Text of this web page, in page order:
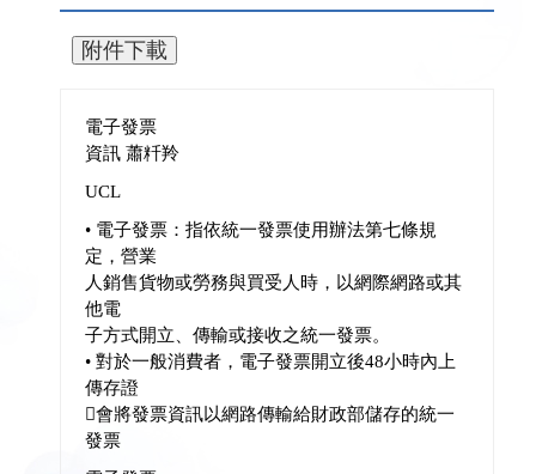
電子發票
資訊 蕭粁羚
UCL
• 電子發票：指依統一發票使用辦法第七條規
定，營業
人銷售貨物或勞務與買受人時，以網際網路或其
他電
子方式開立、傳輸或接收之統一發票。
• 對於一般消費者，電子發票開立後48小時內上
傳存證
會將發票資訊以網路傳輸給財政部儲存的統一
發票